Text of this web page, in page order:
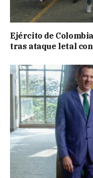
Ejército de
tras ataque letal